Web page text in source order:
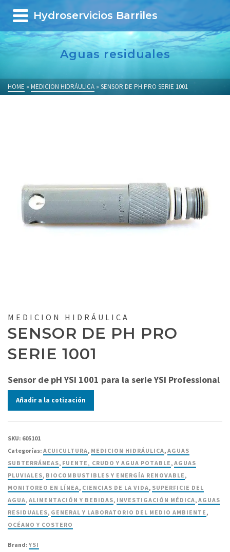
Hydroservicios Barriles
Aguas residuales
HOME » MEDICION HIDRÁULICA » SENSOR DE PH PRO SERIE 1001
MEDICION HIDRÁULICA
SENSOR DE PH PRO
SERIE 1001
Sensor de pH YSI 1001 para la serie YSI Professional
Añadir a la cotización
SKU: 605101
Categorías: ACUICULTURA, MEDICION HIDRÁULICA, AGUAS
SUBTERRÁNEAS, FUENTE, CRUDO Y AGUA POTABLE, AGUAS
PLUVIALES, BIOCOMBUSTIBLES Y ENERGÍA RENOVABLE,
MONITOREO EN LÍNEA, CIENCIAS DE LA VIDA, SUPERFICIE DEL
AGUA, ALIMENTACIÓN Y BEBIDAS, INVESTIGACIÓN MÉDICA, AGUAS
RESIDUALES, GENERAL Y LABORATORIO DEL MEDIO AMBIENTE,
OCÉANO Y COSTERO
Brand: YSI